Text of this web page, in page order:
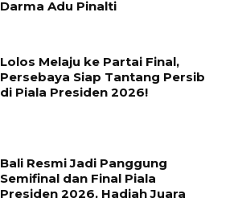
Darma Adu Pinalti
Lolos Melaju ke Partai Final,
Persebaya Siap Tantang Persib
di Piala Presiden 2026!
Bali Resmi Jadi Panggung
Semifinal dan Final Piala
Presiden 2026, Hadiah Juara